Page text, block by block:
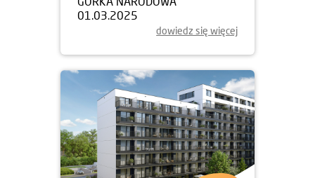
01.03.2025
dowiedz się więcej